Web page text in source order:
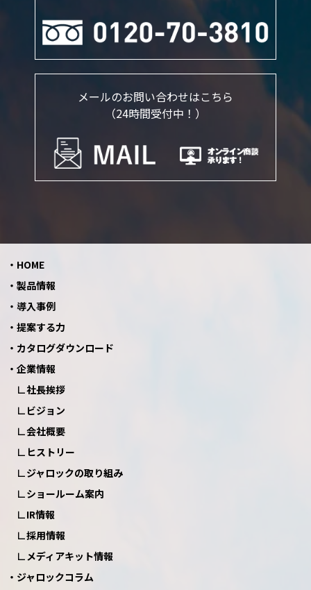
メールのお問い合わせはこちら
（24時間受付中！）
HOME
製品情報
導入事例
提案する力
カタログダウンロード
企業情報
社長挨拶
ビジョン
会社概要
ヒストリー
ジャロックの取り組み
ショールーム案内
IR情報
採用情報
メディアキット情報
ジャロックコラム